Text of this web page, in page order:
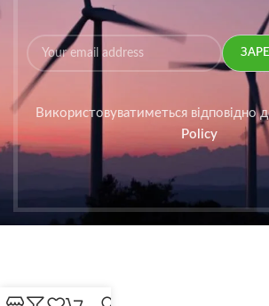
Використовуватиметься відповідно
Policy